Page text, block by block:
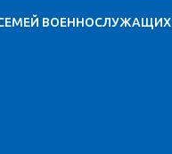
ВОЕННОСЛУЖАЩИХ